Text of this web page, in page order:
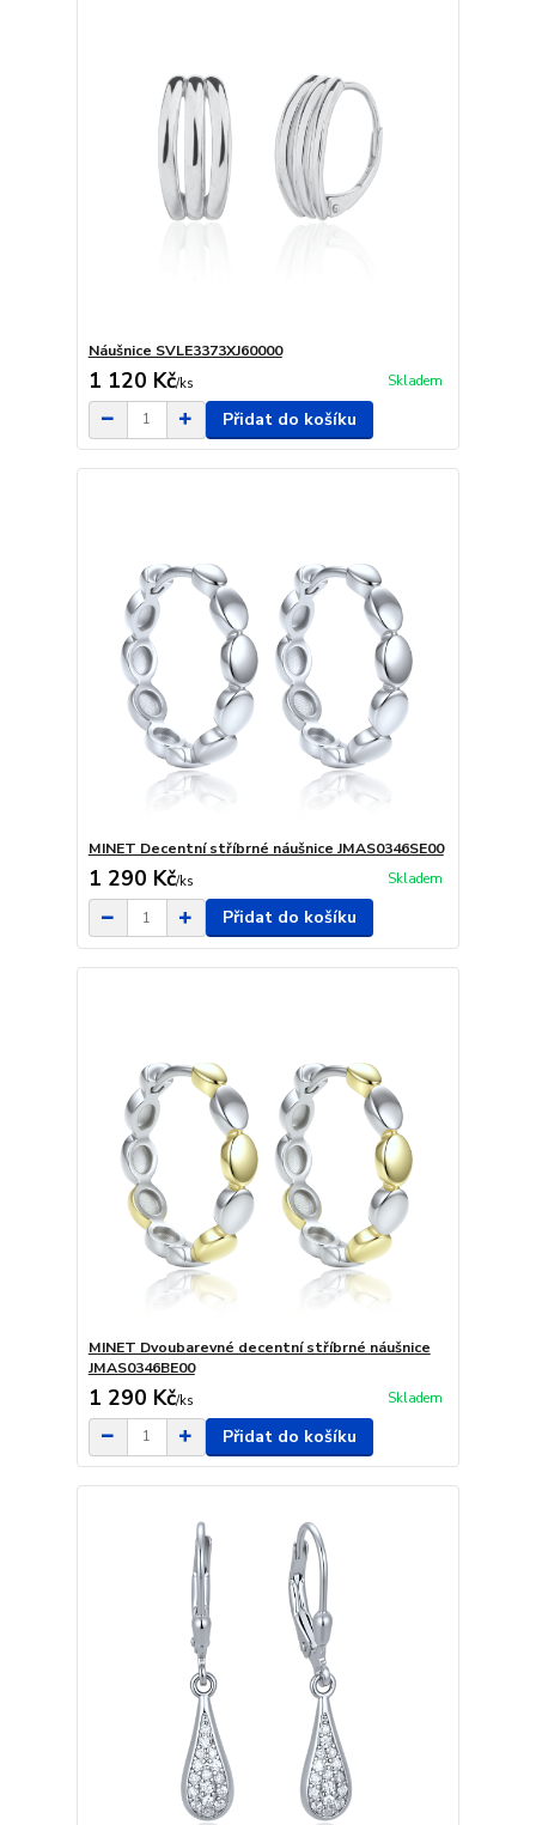
Náušnice SVLE3373XJ60000
1 120 Kč/ks Skladem
Přidat do košíku
MINET Decentní stříbrné náušnice JMAS0346SE00
1 290 Kč/ks Skladem
Přidat do košíku
MINET Dvoubarevné decentní stříbrné náušnice
JMAS0346BE00
1 290 Kč/ks Skladem
Přidat do košíku